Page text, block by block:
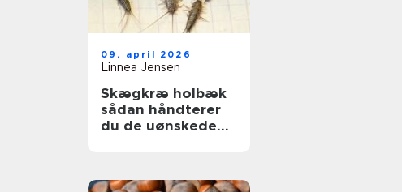
09. april 2026
Linnea Jensen
Skægkræ holbæk
sådan håndterer
du de uønskede